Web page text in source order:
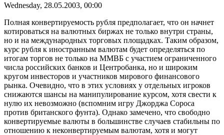
Wednesday, 28.05.2003, 00:00
Полная конвертируемость рубля предполагает, что он начнет
котироваться на валютных биржах не только внутри страны,
но и на международных торговых площадках. Таким образом,
курс рубля к иностранным валютам будет определяться по
итогам торгов не только на ММВБ с участием ограниченного
числа российских банков и Центробанка, но и широким
кругом инвесторов и участников мирового финансового
рынка. Очевидно, что в этих условиях у отдельных игроков
снижаются шансы на манипулирование курсом, хотя свести к
нулю их невозможно (вспомним игру Джорджа Сороса
против британского фунта). Однако замечено, что свободно
конвертируемые валюты в большинстве случаев стабильны по
отношению к неконвертируемым валютам, хотя и могут